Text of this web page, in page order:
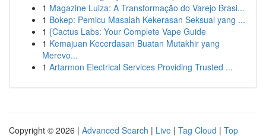
1 Magazine Luiza: A Transformação do Varejo Brasi...
1 Bokep: Pemicu Masalah Kekerasan Seksual yang ...
1 {Cactus Labs: Your Complete Vape Guide
1 Kemajuan Kecerdasan Buatan Mutakhir yang
Merevo...
1 Artarmon Electrical Services Providing Trusted ...
Copyright © 2026 | Advanced Search | Live | Tag Cloud | Top